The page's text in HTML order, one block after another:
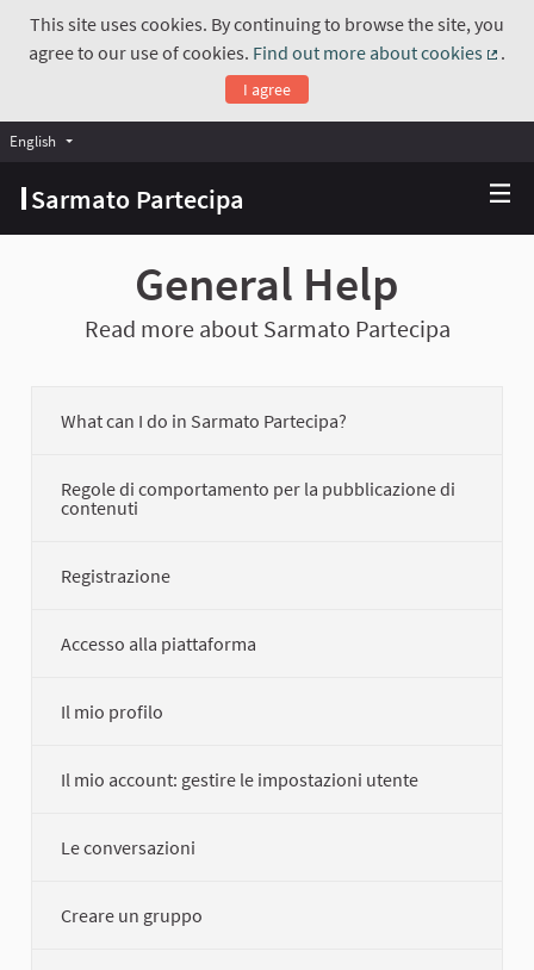
This site uses cookies. By continuing to browse the site, you
agree to our use of cookies. Find out more about cookies
.
I agree
Sarmato Partecipa
English Choose language
General Help
Read more about Sarmato Partecipa
What can I do in Sarmato Partecipa?
Regole di comportamento per la pubblicazione di
contenuti
Registrazione
Accesso alla piattaforma
Il mio profilo
Il mio account: gestire le impostazioni utente
Le conversazioni
Creare un gruppo